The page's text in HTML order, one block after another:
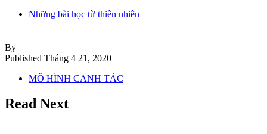
Những bài học từ thiên nhiên
By
Published Tháng 4 21, 2020
MÔ HÌNH CANH TÁC
Read Next